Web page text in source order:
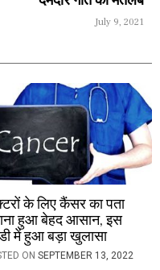
July 9, 2021
के लिए कैंसर का पता
हुआ बेहद आसान, इस
में हुआ बड़ा खुलासा
ONSEPTEMBER 13, 2022